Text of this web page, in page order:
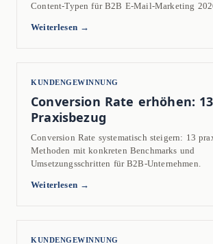
Content-Typen für B2B E-Mail-Marketing
Weiterlesen →
KUNDENGEWINNUNG
Conversion Rate erhöhen:
Praxisbezug
Conversion Rate systematisch steigern: 13
Methoden mit konkreten Benchmarks und
Umsetzungsschritten für B2B-Unternehmen.
Weiterlesen →
KUNDENGEWINNUNG